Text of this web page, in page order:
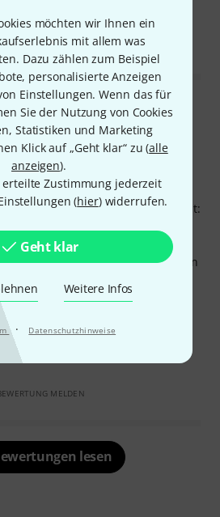
möchten wir Ihnen ein
mit allem was
Dazu zählen zum Beispiel
personalisierte Anzeigen
Einstellungen. Wenn das für
Sie der Nutzung von Cookies
Statistiken und Marketing
Klick auf „Geht klar“ zu (alle
anzeigen).
erteilte Zustimmung jederzeit
(hier) widerrufen.
Geht klar
Weitere Infos
· Datenschutzhinweise
zufrieden mit den Kabeln.
MELDEN
22.09.2023
mit den mittlerweile 10 Stück,
unser Demo aufgenommen. Fazit:
Abschirmung und robust gegen
welche brauche, wobei ich
bin auf Multicore oder CAT
MELDEN
lesen